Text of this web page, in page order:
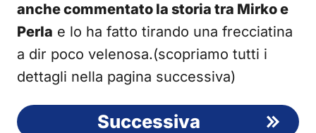
anche commentato la storia tra Mirko e
Perla e lo ha fatto tirando una frecciatina
a dir poco velenosa.(scopriamo tutti i
dettagli nella pagina successiva)
Successiva